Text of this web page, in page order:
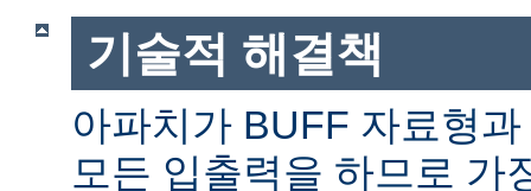
기술적 해결책
아파치가 BUFF 자료형
모든 입출력을 하므로 가